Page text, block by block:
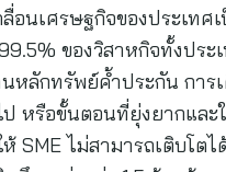
อนเศรษฐกิจของประเทศ
ของวิสาหกิจทั้งประ
หลักทรัพย์ค้ำประกัน กา
หรือขั้นตอนที่ยุ่งยากและ
SME ไม่สามารถเติบโตไ